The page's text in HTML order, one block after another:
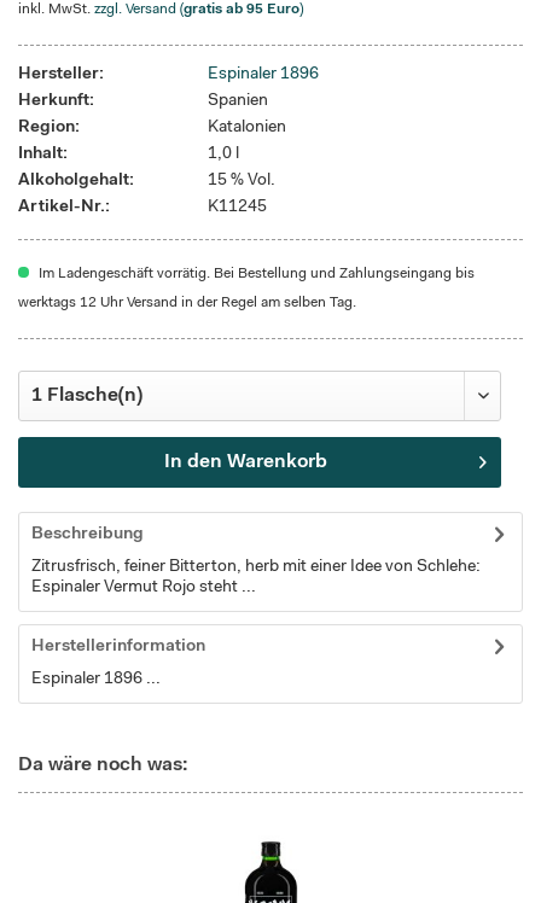
inkl. MwSt. zzgl. Versand (gratis ab 95 Euro)
Hersteller:
Espinaler 1896
Herkunft:
Spanien
Region:
Katalonien
Inhalt:
1,0 l
Alkoholgehalt:
15 % Vol.
Artikel-Nr.:
K11245
Im Ladengeschäft vorrätig. Bei Bestellung und Zahlungseingang bis
werktags 12 Uhr Versand in der Regel am selben Tag.
In den Warenkorb
Beschreibung
Zitrusfrisch, feiner Bitterton, herb mit einer Idee von Schlehe:
Espinaler Vermut Rojo steht ...
Herstellerinformation
Espinaler 1896 ...
Da wäre noch was: